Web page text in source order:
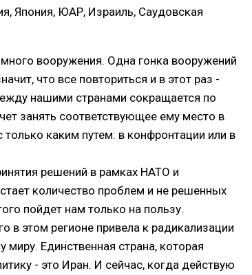
Япония, ЮАР, Израиль, Саудовская
вооружения. Одна гонка вооружений
что все повториться и в этот раз -
нашими странами сокращается по
занять соответствующее ему место в
каким путем: в конфронтации или в
решений в рамках НАТО и
количество проблем и не решенных
пойдет нам только на пользу.
этом регионе привела к радикализации
миру. Единственная страна, которая
- это Иран. И сейчас, когда действую